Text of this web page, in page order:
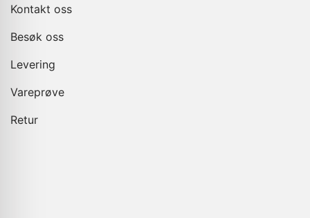
Kontakt oss
Besøk oss
Levering
Vareprøve
Retur